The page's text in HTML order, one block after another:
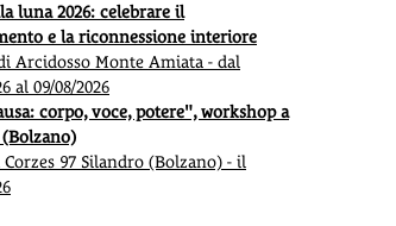
luna 2026: celebrare il
e la riconnessione interiore
Arcidosso Monte Amiata - dal
al 09/08/2026
corpo, voce, potere", workshop a
Corzes 97 Silandro (Bolzano) - il